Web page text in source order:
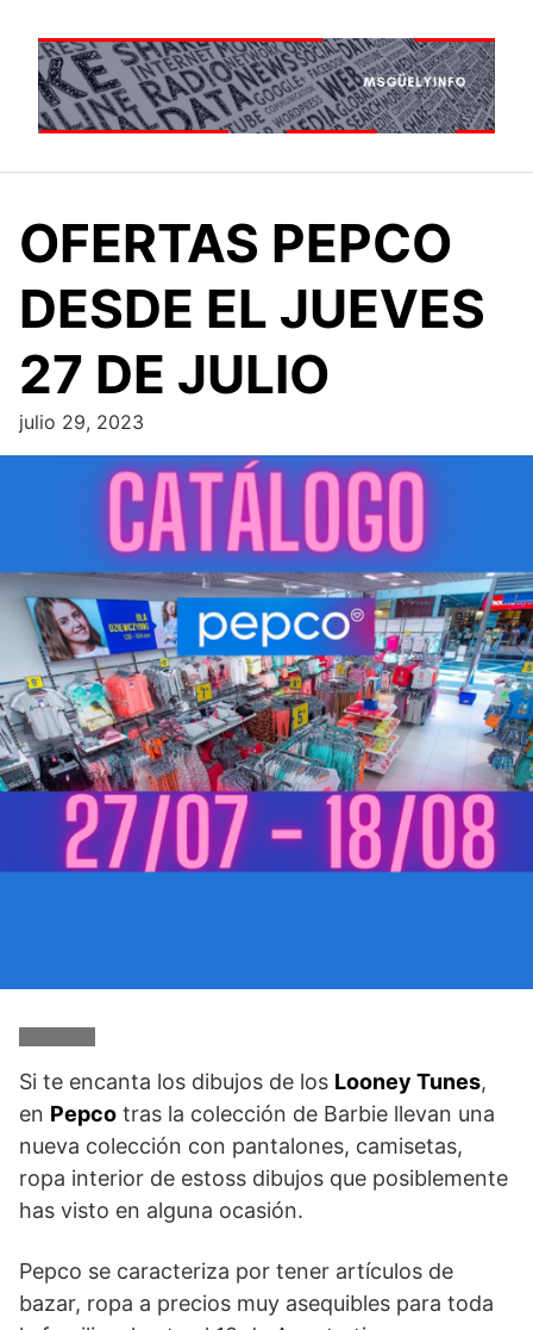
contenido
OFERTAS PEPCO
DESDE EL JUEVES
27 DE JULIO
julio 29, 2023
Si te encanta los dibujos de los Looney Tunes,
en Pepco tras la colección de Barbie llevan una
nueva colección con pantalones, camisetas,
ropa interior de estoss dibujos que posiblemente
has visto en alguna ocasión.
Pepco se caracteriza por tener artículos de
bazar, ropa a precios muy asequibles para toda